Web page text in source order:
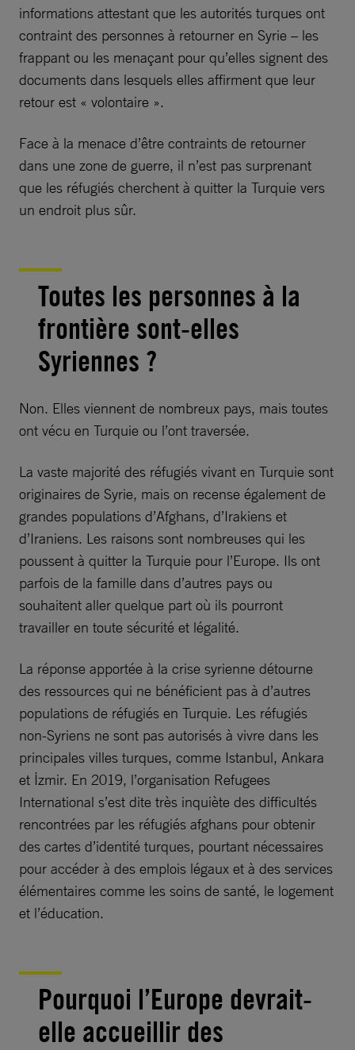
informations attestant que les autorités turques ont
contraint des personnes à retourner en Syrie – les
frappant ou les menaçant pour qu’elles signent des
documents dans lesquels elles affirment que leur
retour est « volontaire ».
Face à la menace d’être contraints de retourner
dans une zone de guerre, il n’est pas surprenant
que les réfugiés cherchent à quitter la Turquie vers
un endroit plus sûr.
Toutes les personnes à la
frontière sont-elles
Syriennes ?
Non. Elles viennent de nombreux pays, mais toutes
ont vécu en Turquie ou l’ont traversée.
La vaste majorité des réfugiés vivant en Turquie sont
originaires de Syrie, mais on recense également de
grandes populations d’Afghans, d’Irakiens et
d’Iraniens. Les raisons sont nombreuses qui les
poussent à quitter la Turquie pour l’Europe. Ils ont
parfois de la famille dans d’autres pays ou
souhaitent aller quelque part où ils pourront
travailler en toute sécurité et légalité.
La réponse apportée à la crise syrienne détourne
des ressources qui ne bénéficient pas à d’autres
populations de réfugiés en Turquie. Les réfugiés
non-Syriens ne sont pas autorisés à vivre dans les
principales villes turques, comme Istanbul, Ankara
et İzmir. En 2019, l’organisation Refugees
International s’est dite très inquiète des difficultés
rencontrées par les réfugiés afghans pour obtenir
des cartes d’identité turques, pourtant nécessaires
pour accéder à des emplois légaux et à des services
élémentaires comme les soins de santé, le logement
et l’éducation.
Pourquoi l’Europe devrait-
elle accueillir des